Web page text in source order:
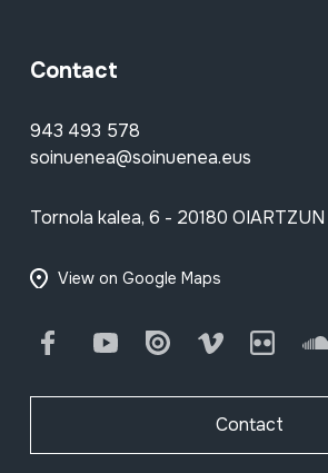
Contact
943 493 578
soinuenea@soinuenea.eus
Tornola kalea, 6 - 20180 OIARTZUN
View on Google Maps
FacebookYoutube Issuu Vimeo Flickr
Contact